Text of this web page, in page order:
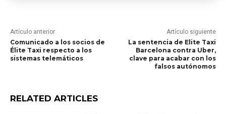
Artículo anterior
Comunicado a los socios de
Élite Taxi respecto a los
sistemas telemáticos
Artículo siguiente
La sentencia de Elite Taxi
Barcelona contra Uber,
clave para acabar con los
falsos autónomos
RELATED ARTICLES